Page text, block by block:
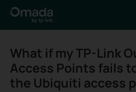
What if my TP-Link
Access Points fails
the Ubiquiti access